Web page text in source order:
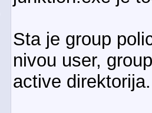
Sta je group
nivou user,
active direktorija.